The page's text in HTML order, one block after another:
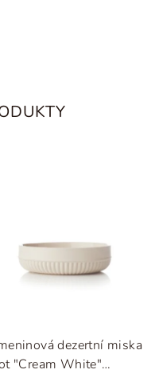
dezertní miska
"Cream White"